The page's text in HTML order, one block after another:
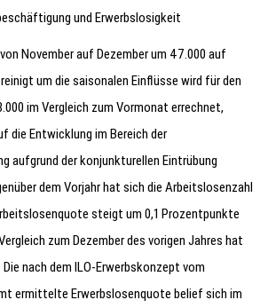
und Erwerbslosigkeit
November auf Dezember um 47.000 auf
um die saisonalen Einflüsse wird für den
im Vergleich zum Vormonat errechnet,
die Entwicklung im Bereich der
aufgrund der konjunkturellen Eintrübung
dem Vorjahr hat sich die Arbeitslosenzahl
steigt um 0,1 Prozentpunkte
zum Dezember des vorigen Jahres hat
nach dem ILO-Erwerbskonzept vom
ermittelte Erwerbslosenquote belief sich im